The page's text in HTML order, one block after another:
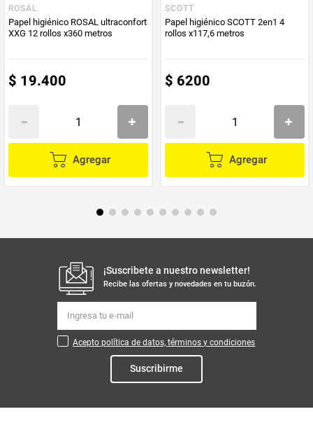
ROSAL
Papel higiénico ROSAL ultraconfort
XXG 12 rollos x360 metros
$ 19.400
Agregar
SCOTT
Papel higiénico SCOTT 2en1 4
rollos x117,6 metros
$ 6200
Agregar
¡Suscribete a nuestro newsletter!
Recibe las ofertas y novedades en tu buzón.
Acepto política de datos, términos y condiciones
Suscribirme